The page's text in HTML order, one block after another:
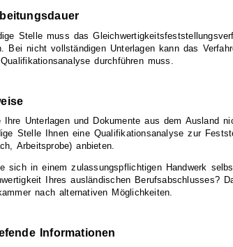
Stelle muss das
Bei nicht vollständigen Unterlagen kann das
durchführen muss.
Ihre Unterlagen und Dokumente aus dem Ausland
Stelle Ihnen eine Qualifikationsanalyse zur
Arbeitsprobe) anbieten.
sich in einem zulassungspflichtigen Handwerk
Ihres ausländischen Berufsabschlusses?
nach alternativen Möglichkeiten.
Informationen